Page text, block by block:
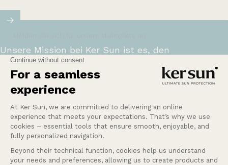
Unsere Mission bei Ker Sun ist es, den
empfindlichsten oder sonnenempfindlichsten
Menschen Sicherheit und Ruhe zu bieten.
Mehr erfahren
Eine Frage?
Firma